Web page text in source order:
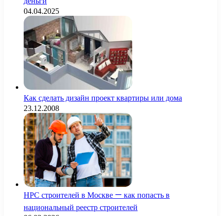
04.04.2025
Как сделать дизайн проект квартиры или дома
23.12.2008
НРС строителей в Москве — как попасть в
национальный реестр строителей